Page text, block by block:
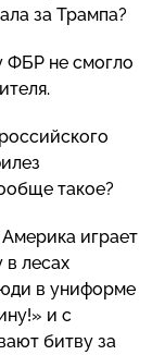
за Трампа?
ФБР не смогло
такое?
играет
в лесах
в униформе
и с
битву за